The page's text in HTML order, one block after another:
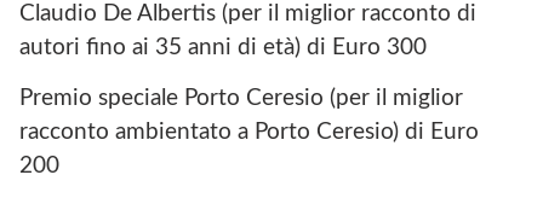
Claudio De Albertis (per il miglior racconto di
autori fino ai 35 anni di età) di Euro 300
Premio speciale Porto Ceresio (per il miglior
racconto ambientato a Porto Ceresio) di Euro
200